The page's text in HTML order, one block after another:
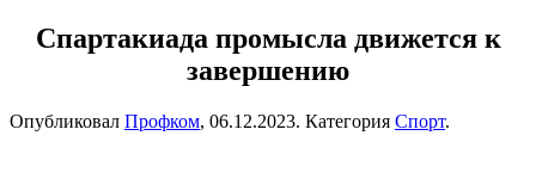
Спартакиада промысла движется к
завершению
Опубликовал Профком, 06.12.2023. Категория Спорт.